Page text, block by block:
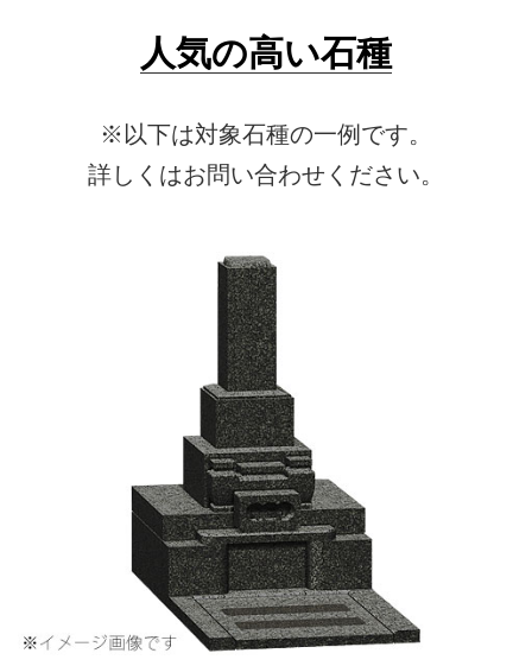
人気の高い石種
※以下は対象石種の一例です。
詳しくはお問い合わせください。